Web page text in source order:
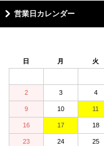
営業日カレンダー
日 月 火
2 3 4
9 10 11
16 17 18
23 24 25